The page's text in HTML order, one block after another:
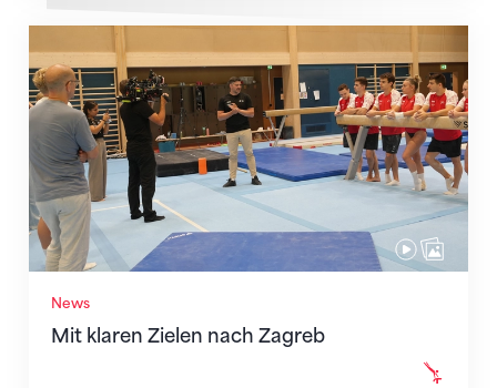
News
Mit klaren Zielen nach Zagreb
Mit klaren Zielen nach Zagreb